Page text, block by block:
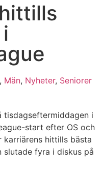
, Män, Nyheter, Seniorer
tisdagseftermiddagen i
start efter OS och
karriärens hittills bästa
slutade fyra i diskus på